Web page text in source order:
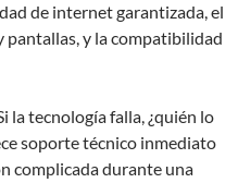
de internet garantizada, el
pantallas, y la compatibilidad
la tecnología falla, ¿quién lo
soporte técnico inmediato
complicada durante una